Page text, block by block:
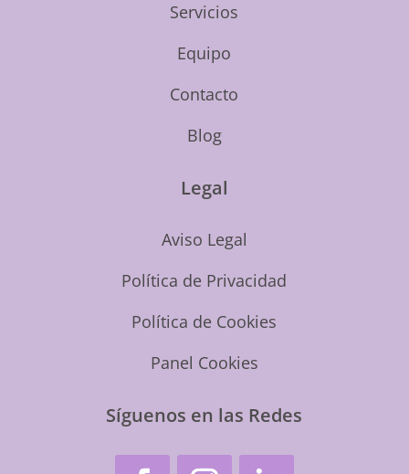
Servicios
Equipo
Contacto
Blog
Legal
Aviso Legal
Política de Privacidad
Política de Cookies
Panel Cookies
Síguenos en las Redes